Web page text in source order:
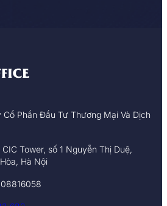
Cổ Phần Đầu Tư Thương Mại Và Dịch
CIC Tower, số 1 Nguyễn Thị Duệ,
Hà Nội